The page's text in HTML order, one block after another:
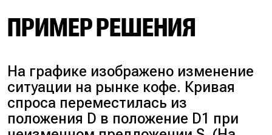
ПРИМЕР РЕШЕНИЯ
На графике изображено изменение
ситуации на рынке кофе. Кривая
спроса переместилась из
положения D в положение D1 при